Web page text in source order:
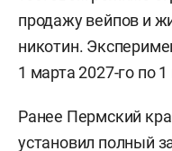
продажу вейпов и
никотин.
1 марта 2027-го по
Ранее Пермский
установил полный